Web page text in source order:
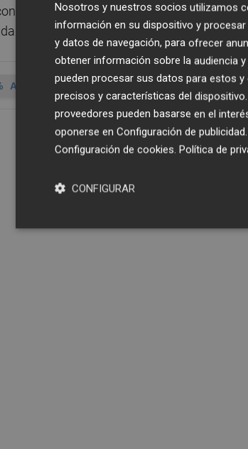
de este tramo de AVE,
se ponga en servicio en 2012.
ALSTOM ISOLUX Y CAF ALICANTE
Nosotros y nuestros socios utilizamos
información en su dispositivo y
y datos de navegación, para ofrecer
obtener información sobre la audiencia
pueden procesar sus datos para estos
precisos y características del
proveedores pueden basarse en el
oponerse en Configuración de publicidad
Configuración de cookies. Política de
CONFIGURAR